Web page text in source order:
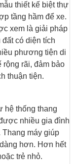
thiết kế biệt thự
tầng hầm để xe.
xem là giải pháp
có diện tích
phương tiện di
rãi, đảm bảo
thuận tiện.
hệ thống thang
nhiều gia đình
Thang máy giúp
hơn. Hơn hết
trẻ nhỏ.